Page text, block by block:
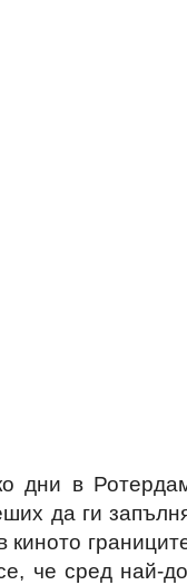
дни в
да ги
киното
че сред най-